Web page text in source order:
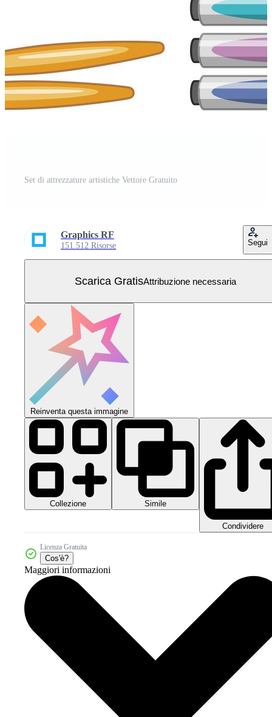
Set di attrezzature artistiche Vettore Gratuito
Graphics RF
151.512 Risorse Segui
Scarica GratisAttribuzione necessaria
Reinventa questa immagine
Collezione Simile
Condividere
Licenza Gratuita
Cos'è?
Maggiori informazioni